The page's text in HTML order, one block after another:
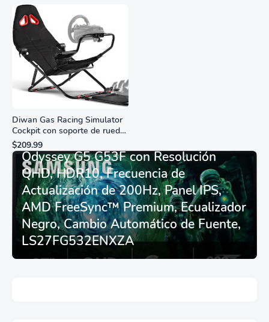
Diwan Gas Racing Simulator
Cockpit con soporte de rueda
de carreras plegable y
asiento - Logitech
G29/920/923/27/25,
Thrustmaster
T248/X/T300RS/T150/458/TX
$209.99
Monitor Gamer SAMSUNG 27”
Odyssey G5 G53F con Resolución
QHD, HDR10, Frecuencia de
Actualización de 200Hz, Panel IPS,
AMD FreeSync™ Premium, Ecualizador
Negro, Cambio Automático de Fuente,
LS27FG532ENXZA